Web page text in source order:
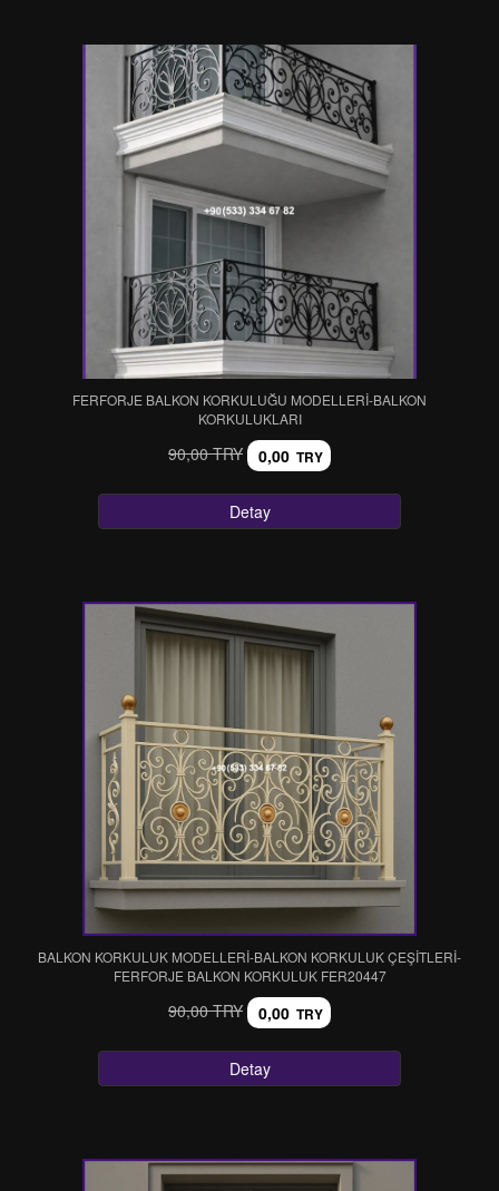
FERFORJE BALKON KORKULUĞU MODELLERİ-BALKON
KORKULUKLARI
90,00 TRY 0,00 TRY
Detay
BALKON KORKULUK MODELLERİ-BALKON KORKULUK ÇEŞİTLERİ-
FERFORJE BALKON KORKULUK FER20447
90,00 TRY 0,00 TRY
Detay